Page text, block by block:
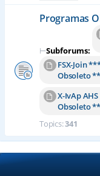
Programas
⊢Subforums:
FSX-Join
Obsoleto
X-IvAp
Obsoleto
Topics:341